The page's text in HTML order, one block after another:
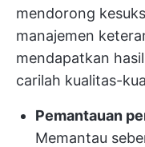
mendorong
manajemen
mendapatkan
carilah kualitas-
Pemantauan
Memantau